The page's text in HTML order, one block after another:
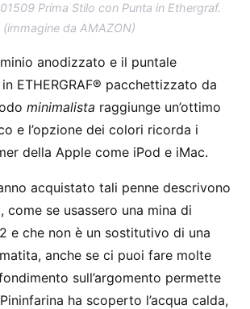
Prima Stilo con Punta in Ethergraf.
(immagine da AMAZON)
anodizzato e il puntale
ETHERGRAF® pacchettizzato da
minimalista raggiunge un’ottimo
e l’opzione dei colori ricorda i
della Apple come iPod e iMac.
acquistato tali penne descrivono
se usassero una mina di
e che non è un sostitutivo di una
anche se ci puoi fare molte
sull’argomento permette
ha scoperto l’acqua calda,